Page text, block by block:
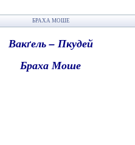
БРАХА МОШЕ
Вакґель – Пкудей
Браха Моше